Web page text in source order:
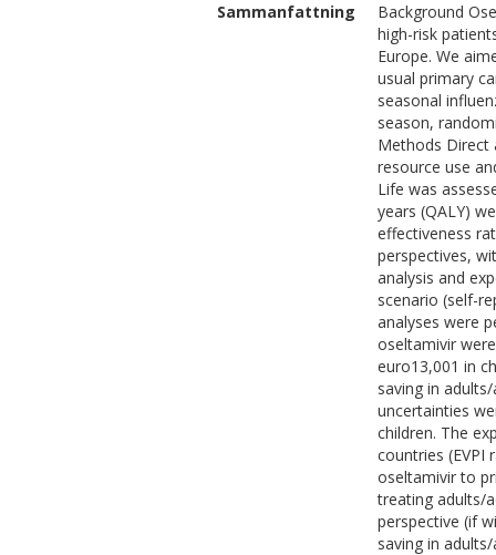
Sammanfattning
Background
high-risk
Europe. We
usual primary
seasonal
season,
Methods Direct
resource use
Life was
years (QALY)
effectiveness
perspectives,
analysis and
scenario (self-
analyses were
oseltamivir
euro13,001 in
saving in
uncertainties
children. The
countries (EVPI
oseltamivir to
treating adults/
perspective (if
saving in